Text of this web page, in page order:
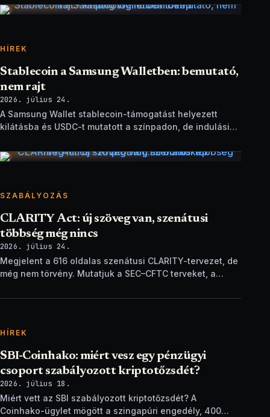
HÍREK
Stablecoin a Samsung Walletben: bemutató,
nem rajt
2026. július 24.
A Samsung Wallet stablecoin-támogatást helyezett
kilátásba és USDC-t mutatott a színpadon, de indulási
SZABÁLYOZÁS
CLARITY Act: új szöveg van, szenátusi
többség még nincs
2026. július 24.
Megjelent a 616 oldalas szenátusi CLARITY-tervezet, de
még nem törvény. Mutatjuk a SEC–CFTC terveket, a
HÍREK
SBI-Coinhako: miért vesz egy pénzügyi
csoport szabályozott kriptotőzsdét?
2026. július 18.
Miért vett az SBI szabályozott kriptotőzsdét? A
Coinhako-ügylet mögött a szingapúri engedély, 400